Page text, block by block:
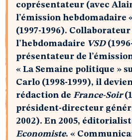
coprésentateur (avec
l’émission hebdomadaire
(1997-1996). Collaborateur
l’hebdomadaire VSD
présentateur de
« La Semaine politique »
Carlo (1998-1999), il
rédaction de France-Soir
président-directeur
2002). En 2005,
Economiste. «